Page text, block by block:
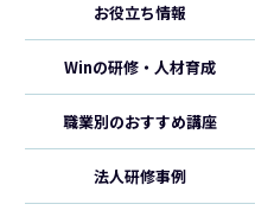
お役立ち情報
Winの研修・人材育成
職業別のおすすめ講座
法人研修事例